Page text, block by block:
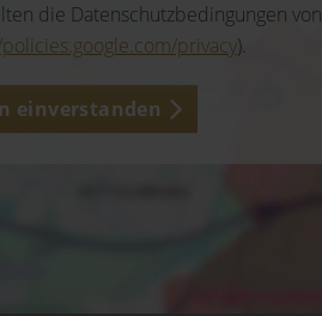
die Datenschutzbedingungen von
privacy).
einverstanden